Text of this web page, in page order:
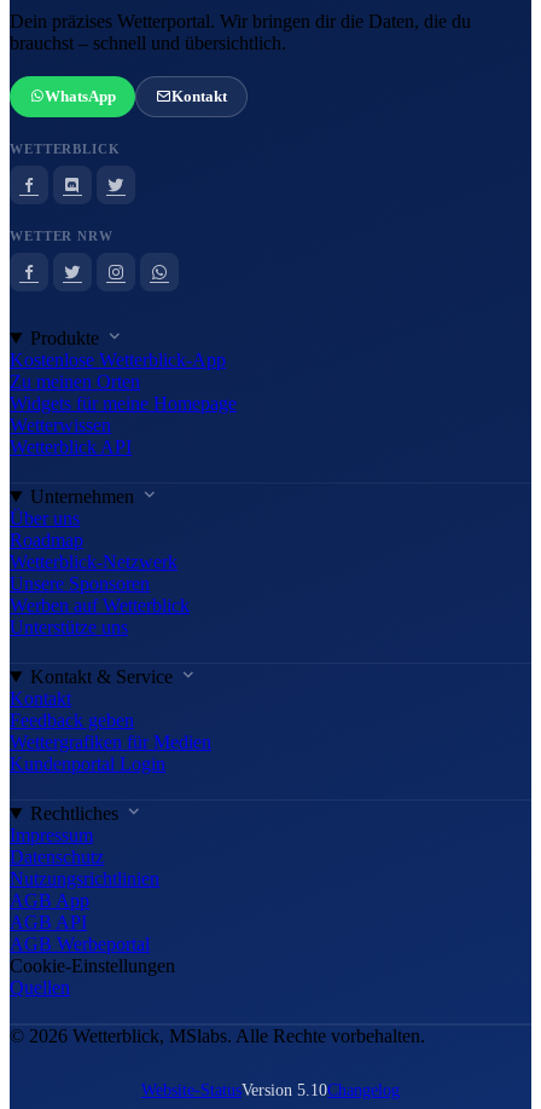
Dein präzises Wetterportal. Wir bringen dir die Daten, die du
brauchst – schnell und übersichtlich.
WhatsApp Kontakt
WETTERBLICK
WETTER NRW
Produkte
Kostenlose Wetterblick-App
Zu meinen Orten
Widgets für meine Homepage
Wetterwissen
Wetterblick API
Unternehmen
Über uns
Roadmap
Wetterblick-Netzwerk
Unsere Sponsoren
Werben auf Wetterblick
Unterstütze uns
Kontakt & Service
Kontakt
Feedback geben
Wettergrafiken für Medien
Kundenportal Login
Rechtliches
Impressum
Datenschutz
Nutzungsrichtlinien
AGB App
AGB API
AGB Werbeportal
Cookie-Einstellungen
Quellen
© 2026 Wetterblick, MSlabs. Alle Rechte vorbehalten.
Website-StatusVersion 5.10Changelog